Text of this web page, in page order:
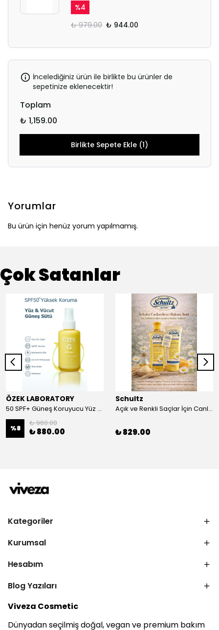
%4
₺ 979.00 ₺ 944.00
İncelediğiniz ürün ile birlikte bu ürünler de
sepetinize eklenecektir!
Toplam
₺ 1,159.00
Birlikte Sepete Ekle (1)
Yorumlar
Bu ürün için henüz yorum yapılmamış.
Çok Satanlar
ÖZEK LABORATORY
50 SPF+ Güneş Koruyucu Yüz ve Vücut Sütü 100 ml
%8
₺ 960.00
₺ 880.00
Schultz
Açık ve Renkli Saçlar İçin Canlandırıcı 2li Bakım Seti Şampuan + Saç Kremi
₺ 829.00
Kategoriler
Kurumsal
Hesabım
Blog Yazıları
Viveza Cosmetic
Dünyadan seçilmiş doğal, vegan ve premium bakım